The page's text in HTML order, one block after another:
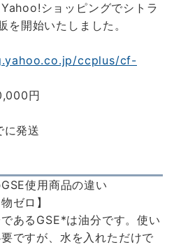
ショッピングでシトラ
開始いたしました。
ccplus/cf-
円
に発送
使用商品の違い
ゼロ】
あるGSE*は油分です。使い
ですが、水を入れただけで